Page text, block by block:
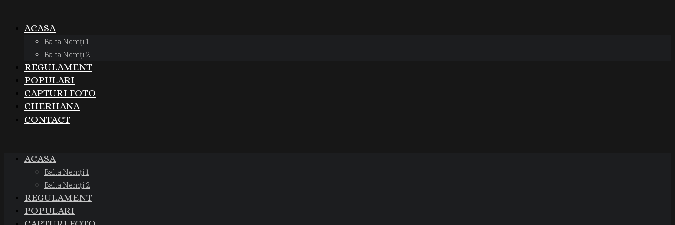
ACASA
Balta Nemți 1
Balta Nemți 2
REGULAMENT
POPULARI
CAPTURI FOTO
CHERHANA
CONTACT
ACASA
Balta Nemți 1
Balta Nemți 2
REGULAMENT
POPULARI